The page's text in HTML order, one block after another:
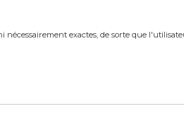
exactes, de sorte que